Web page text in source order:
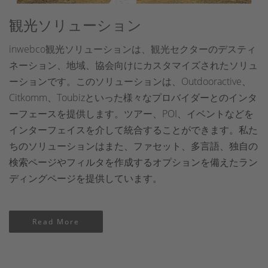
観光ソリューション
inwebco観光ソリューションは、観光セクターのデスティ
ネーション、地域、協会向けにカスタマイズされたソリュ
ーションです。このソリューションは、Outdooractive、
Citkomm、Toubizといった様々なプロバイダーとのインタ
ーフェースを提供します。ツアー、POI、イベントなどを
インターフェイスを介して統合することができます。私た
ちのソリューションはまた、ファセット、多言語、独自の
検索ページやフィルタを作成するオプションを備えたラン
ディングページを提供しています。
Read More